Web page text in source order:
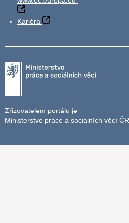
Kariéra
Zřizovatelem portálu je
Ministerstvo práce a sociálních věcí ČR